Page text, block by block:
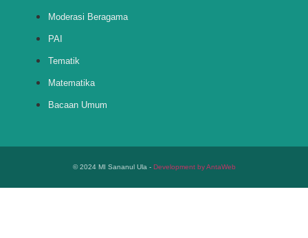
Moderasi Beragama
PAI
Tematik
Matematika
Bacaan Umum
© 2024 MI Sananul Ula - Development by AntaWeb